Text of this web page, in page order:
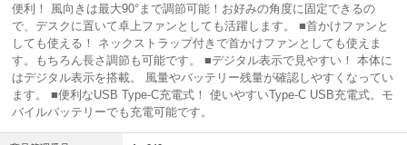
便利！ 風向きは最大90°まで調節可能！お好みの角度に固定できるの
で、デスクに置いて卓上ファンとしても活躍します。 ■首かけファンと
しても使える！ ネックストラップ付きで首かけファンとしても使えま
す。もちろん長さ調節も可能です。 ■デジタル表示で見やすい！ 本体に
はデジタル表示を搭載。 風量やバッテリー残量が確認しやすくなってい
ます。 ■便利なUSB Type-C充電式！ 使いやすいType-C USB充電式。モ
バイルバッテリーでも充電可能です。